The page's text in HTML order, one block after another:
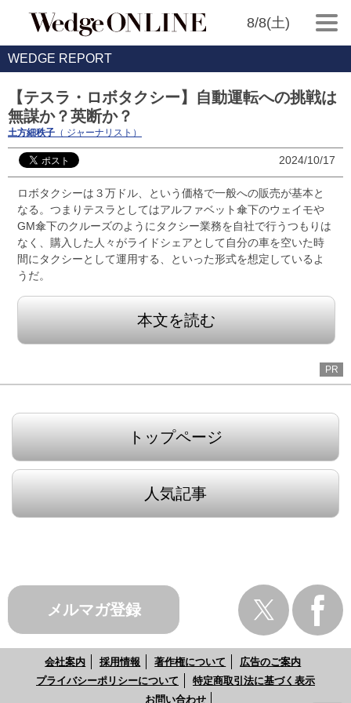
8/8(土)
WEDGE REPORT
【テスラ・ロボタクシー】自動運転への挑戦は
無謀か？英断か？
土方細秩子 （ ジャーナリスト）
2024/10/17
ロボタクシーは３万ドル、という価格で一般への販売が基本と
なる。つまりテスラとしてはアルファベット傘下のウェイモや
GM傘下のクルーズのようにタクシー業務を自社で行うつもりは
なく、購入した人々がライドシェアとして自分の車を空いた時
間にタクシーとして運用する、といった形式を想定しているよ
うだ。
本文を読む
PR
トップページ
人気記事
メルマガ登録
会社案内 採用情報 著作権について
広告のご案内
プライバシーポリシーについて
特定商取引法に基づく表示
お問い合わせ